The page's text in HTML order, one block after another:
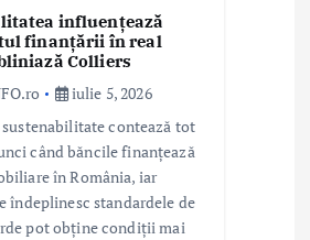
influențează
finanțării în real
Colliers
iulie 5, 2026
contează tot
când băncile finanțează
în România, iar
îndeplinesc standardele de
pot obține condiții mai